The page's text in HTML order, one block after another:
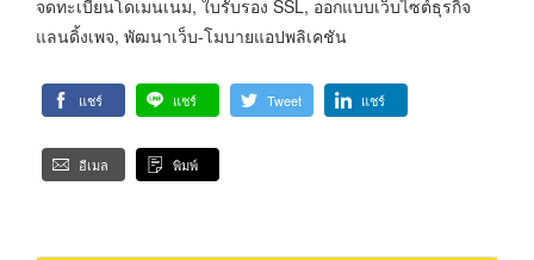
จดทะเบียนโดเมนเนม, ใบรับรอง SSL, ออกแบบเว็บไซต์ธุรกิจ
แลนดิ้งเพจ, พัฒนาเว็บ-โมบายแอปพลิเคชัน
แชร์ แชร์ Tweet แชร์
อีเมล พิมพ์